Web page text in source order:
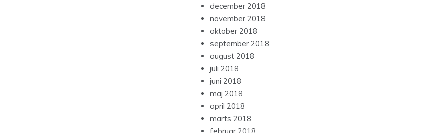
december 2018
november 2018
oktober 2018
september 2018
august 2018
juli 2018
juni 2018
maj 2018
april 2018
marts 2018